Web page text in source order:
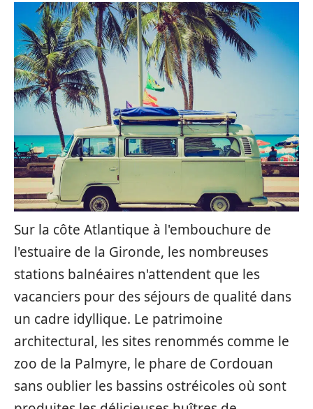
Sur la côte Atlantique à l'embouchure de
l'estuaire de la Gironde, les nombreuses
stations balnéaires n'attendent que les
vacanciers pour des séjours de qualité dans
un cadre idyllique. Le patrimoine
architectural, les sites renommés comme le
zoo de la Palmyre, le phare de Cordouan
sans oublier les bassins ostréicoles où sont